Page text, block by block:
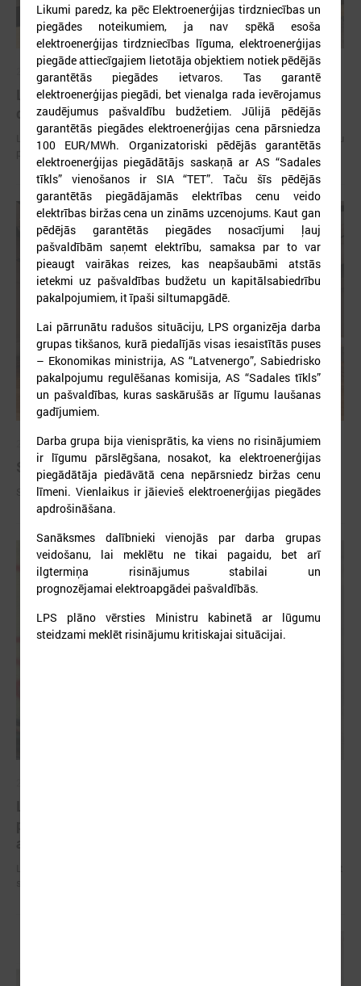
2026. gada 15. jūlijs
LPS: Interaktīvā karte vienkopus parāda plašu un
detalizētu informāciju par skolu tīklu Latvijā
LPS: Interaktīvā karte vienkopus parāda plašu un detalizētu informāciju
par skolu tīklu Latvijā
2026. gada 09. jūlijs
Sumināti Latvijas labākie tirgotāji
Sumināti Latvijas labākie tirgotāji
Likumi paredz, ka pēc Elektroenerģijas tirdzniecības un
piegādes noteikumiem, ja nav spēkā esoša
elektroenerģijas tirdzniecības līguma, elektroenerģijas
piegāde attiecīgajiem lietotāja objektiem notiek pēdējās
garantētās piegādes ietvaros. Tas garantē
elektroenerģijas piegādi, bet vienalga rada ievērojamus
zaudējumus pašvaldību budžetiem. Jūlijā pēdējās
garantētās piegādes elektroenerģijas cena pārsniedza
100 EUR/MWh. Organizatoriski pēdējās garantētās
elektroenerģijas piegādātājs saskaņā ar AS “Sadales
tīkls” vienošanos ir SIA “TET”. Taču šīs pēdējās
garantētās piegādājamās elektrības cenu veido
elektrības biržas cena un zināms uzcenojums. Kaut gan
pēdējās garantētās piegādes nosacījumi ļauj
pašvaldībām saņemt elektrību, samaksa par to var
pieaugt vairākas reizes, kas neapšaubāmi atstās
ietekmi uz pašvaldības budžetu un kapitālsabiedrību
pakalpojumiem, it īpaši siltumapgādē.
Lai pārrunātu radušos situāciju, LPS organizēja darba
grupas tikšanos, kurā piedalījās visas iesaistītās puses
– Ekonomikas ministrija, AS “Latvenergo”, Sabiedrisko
pakalpojumu regulēšanas komisija, AS “Sadales tīkls”
un pašvaldības, kuras saskārušās ar līgumu laušanas
gadījumiem.
Darba grupa bija vienisprātis, ka viens no risinājumiem
ir līgumu pārslēgšana, nosakot, ka elektroenerģijas
piegādātāja piedāvātā cena nepārsniedz biržas cenu
līmeni. Vienlaikus ir jāievieš elektroenerģijas piegādes
apdrošināšana.
Sanāksmes dalībnieki vienojās par darba grupas
veidošanu, lai meklētu ne tikai pagaidu, bet arī
ilgtermiņa risinājumus stabilai un
prognozējamai elektroapgādei pašvaldībās.
LPS plāno vērsties Ministru kabinetā ar lūgumu
steidzami meklēt risinājumu kritiskajai situācijai.